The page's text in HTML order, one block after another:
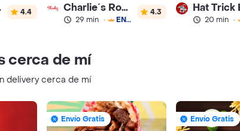
Ajo 4.4 Charlie´s Roastbeef
29 min · ENVÍO GRATIS
4.3
20 min ·
cerca de mí
delivery cerca de mí
Envío Gratis Envío Gratis